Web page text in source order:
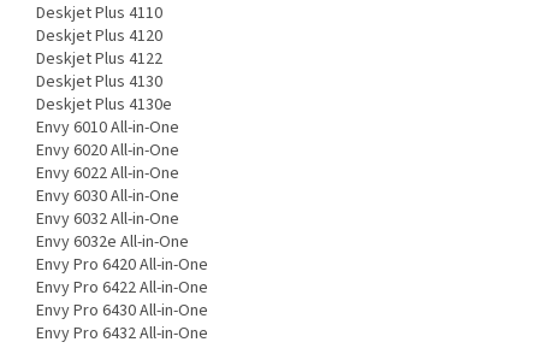
Deskjet Plus 4110
Deskjet Plus 4120
Deskjet Plus 4122
Deskjet Plus 4130
Deskjet Plus 4130e
Envy 6010 All-in-One
Envy 6020 All-in-One
Envy 6022 All-in-One
Envy 6030 All-in-One
Envy 6032 All-in-One
Envy 6032e All-in-One
Envy Pro 6420 All-in-One
Envy Pro 6422 All-in-One
Envy Pro 6430 All-in-One
Envy Pro 6432 All-in-One